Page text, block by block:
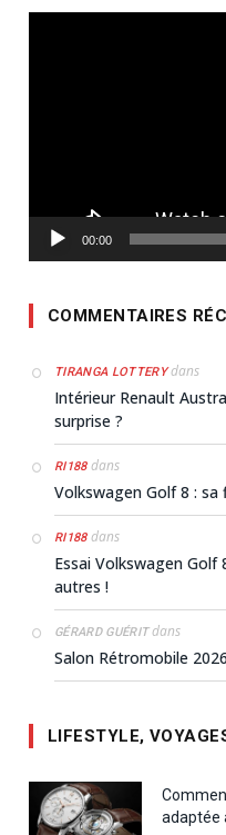
00:00
COMMENTAIRES
TIRANGA LOTTERYdans
Intérieur Renault
surprise ?
RI188dans
Volkswagen Golf 8 :
RI188dans
Essai Volkswagen Golf
autres !
GÉRARD GUÉRITdans
Salon Rétromobile
LIFESTYLE,
adaptée